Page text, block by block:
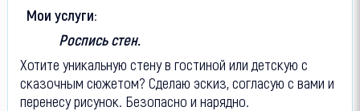
Мои услуги:
Роспись стен.
Хотите уникальную стену в гостиной или детскую с
сказочным сюжетом? Сделаю эскиз, согласую с вами и
перенесу рисунок. Безопасно и нарядно.